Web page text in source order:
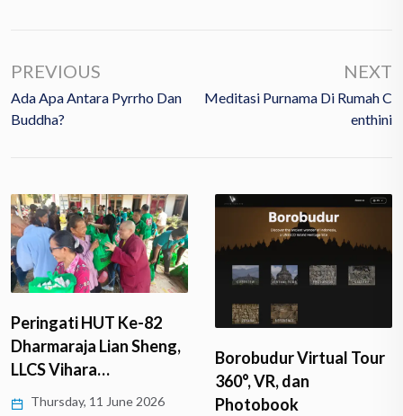
PREVIOUS
Ada Apa Antara Pyrrho Dan
Buddha?
NEXT
Meditasi Purnama Di Rumah C
Enthini
Peringati HUT Ke-82
Dharmaraja Lian Sheng,
LLCS Vihara…
Thursday, 11 June 2026
Borobudur Virtual Tour
360°, VR, dan
Photobook